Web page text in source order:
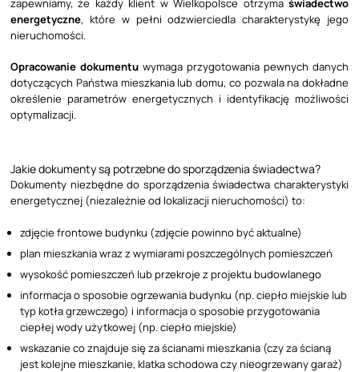
zapewniamy, że każdy klient w Wielkopolsce otrzyma świadectwo
energetyczne, które w pełni odzwierciedla charakterystykę jego
nieruchomości.
Opracowanie dokumentu wymaga przygotowania pewnych danych
dotyczących Państwa mieszkania lub domu, co pozwala na dokładne
określenie parametrów energetycznych i identyfikację możliwości
optymalizacji.
Jakie dokumenty są potrzebne do sporządzenia świadectwa?
Dokumenty niezbędne do sporządzenia świadectwa charakterystyki
energetycznej (niezależnie od lokalizacji nieruchomości) to:
zdjęcie frontowe budynku (zdjęcie powinno być aktualne)
plan mieszkania wraz z wymiarami poszczególnych pomieszczeń
wysokość pomieszczeń lub przekroje z projektu budowlanego
informacja o sposobie ogrzewania budynku (np. ciepło miejskie lub
typ kotła grzewczego) i informacja o sposobie przygotowania
ciepłej wody użytkowej (np. ciepło miejskie)
wskazanie co znajduje się za ścianami mieszkania (czy za ścianą
jest kolejne mieszkanie, klatka schodowa czy nieogrzewany garaż)